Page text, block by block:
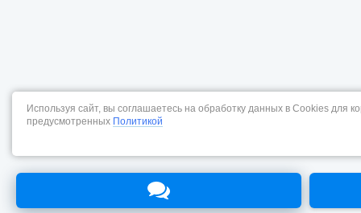
Используя сайт, вы соглашаетесь на обработку данных в Cookies для
предусмотренных Политикой